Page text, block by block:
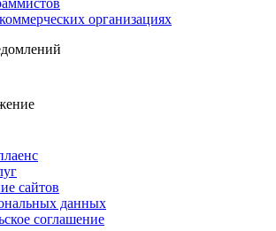
организациях
сайтов
данных
соглашение